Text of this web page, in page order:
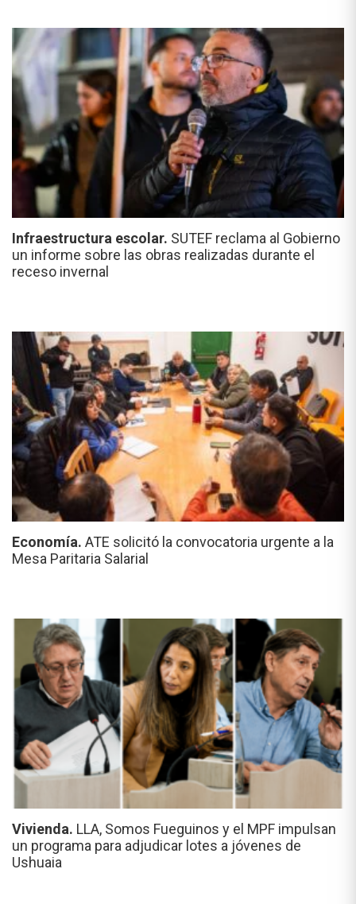
Infraestructura escolar. SUTEF reclama al Gobierno
un informe sobre las obras realizadas durante el
receso invernal
Economía. ATE solicitó la convocatoria urgente a la
Mesa Paritaria Salarial
Vivienda. LLA, Somos Fueguinos y el MPF impulsan
un programa para adjudicar lotes a jóvenes de
Ushuaia